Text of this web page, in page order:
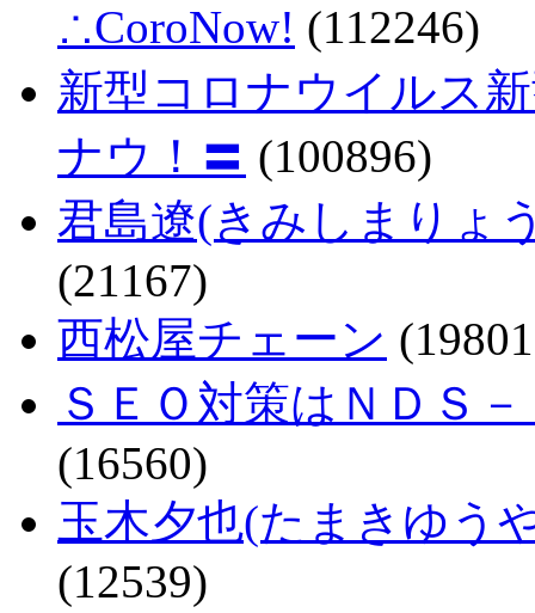
∴CoroNow! (112246)
新型コロナウイルス
ナウ！〓 (100896)
君島遼(きみしまりょ
(21167)
西松屋チェーン
ＳＥＯ対策はＮＤＳ
(16560)
玉木夕也(たまきゆう
(12539)